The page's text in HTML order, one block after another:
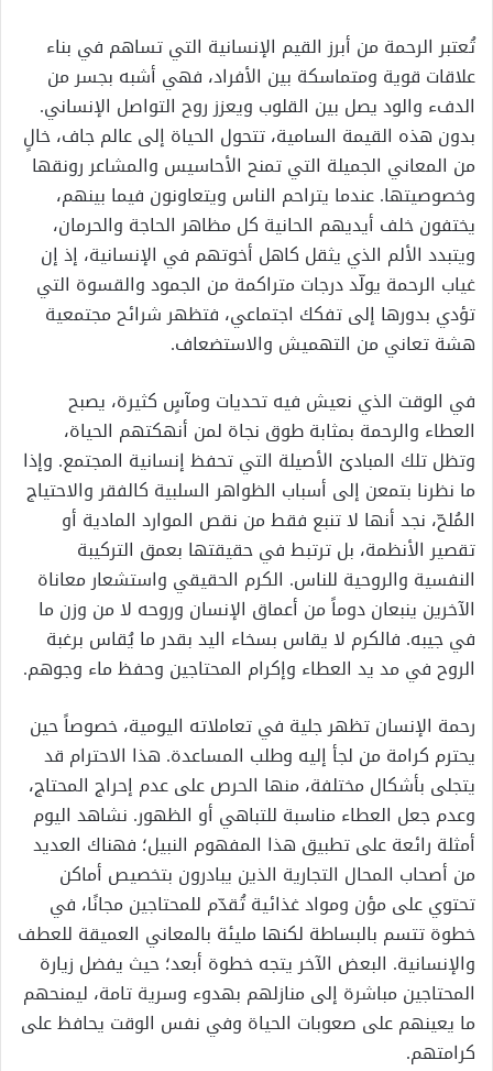
تُعتبر الرحمة من أبرز القيم الإنسانية التي تساهم في بناء
علاقات قوية ومتماسكة بين الأفراد، فهي أشبه بجسر من
الدفء والود يصل بين القلوب ويعزز روح التواصل الإنساني.
بدون هذه القيمة السامية، تتحول الحياة إلى عالم جاف، خالٍ
من المعاني الجميلة التي تمنح الأحاسيس والمشاعر رونقها
وخصوصيتها. عندما يتراحم الناس ويتعاونون فيما بينهم،
يختفون خلف أيديهم الحانية كل مظاهر الحاجة والحرمان،
ويتبدد الألم الذي يثقل كاهل أخوتهم في الإنسانية، إذ إن
غياب الرحمة يولّد درجات متراكمة من الجمود والقسوة التي
تؤدي بدورها إلى تفكك اجتماعي، فتظهر شرائح مجتمعية
هشة تعاني من التهميش والاستضعاف.
في الوقت الذي نعيش فيه تحديات ومآسٍ كثيرة، يصبح
العطاء والرحمة بمثابة طوق نجاة لمن أنهكتهم الحياة،
وتظل تلك المبادئ الأصيلة التي تحفظ إنسانية المجتمع. وإذا
ما نظرنا بتمعن إلى أسباب الظواهر السلبية كالفقر والاحتياج
المُلحّ، نجد أنها لا تنبع فقط من نقص الموارد المادية أو
تقصير الأنظمة، بل ترتبط في حقيقتها بعمق التركيبة
النفسية والروحية للناس. الكرم الحقيقي واستشعار معاناة
الآخرين ينبعان دوماً من أعماق الإنسان وروحه لا من وزن ما
في جيبه. فالكرم لا يقاس بسخاء اليد بقدر ما يُقاس برغبة
الروح في مد يد العطاء وإكرام المحتاجين وحفظ ماء وجوهم.
رحمة الإنسان تظهر جلية في تعاملاته اليومية، خصوصاً حين
يحترم كرامة من لجأ إليه وطلب المساعدة. هذا الاحترام قد
يتجلى بأشكال مختلفة، منها الحرص على عدم إحراج المحتاج،
وعدم جعل العطاء مناسبة للتباهي أو الظهور. نشاهد اليوم
أمثلة رائعة على تطبيق هذا المفهوم النبيل؛ فهناك العديد
من أصحاب المحال التجارية الذين يبادرون بتخصيص أماكن
تحتوي على مؤن ومواد غذائية تُقدّم للمحتاجين مجانًا، في
خطوة تتسم بالبساطة لكنها مليئة بالمعاني العميقة للعطف
والإنسانية. البعض الآخر يتجه خطوة أبعد؛ حيث يفضل زيارة
المحتاجين مباشرة إلى منازلهم بهدوء وسرية تامة، ليمنحهم
ما يعينهم على صعوبات الحياة وفي نفس الوقت يحافظ على
كرامتهم.